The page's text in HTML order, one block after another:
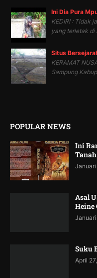
Ini Dia Pura
KEDIRI : Tidak
yang terletak di
Situs
KERAMAT
Sampung
POPULAR NEWS
Ini
Januari
Asal
Heine
Suku
April